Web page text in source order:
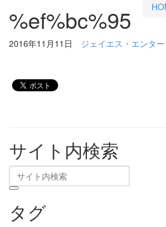
%ef%bc%95
2016年11月11日 ジェイエス・エンタ
サイト内検索
タグ